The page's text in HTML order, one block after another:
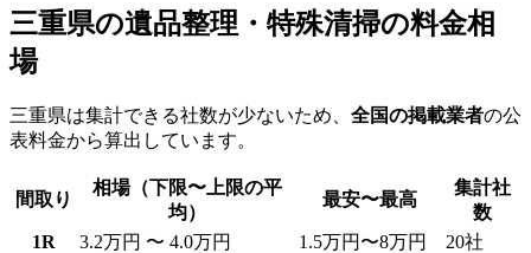
三重県の遺品整理・特殊清掃の料金相
場
三重県は集計できる社数が少ないため、 全国の掲載業者の公
表料金から算出しています。
間取り
相場（下限〜上限の平
均）
最安〜最高
集計社
数
1R
3.2万円 〜 4.0万円 1.5万円〜8万円 20社